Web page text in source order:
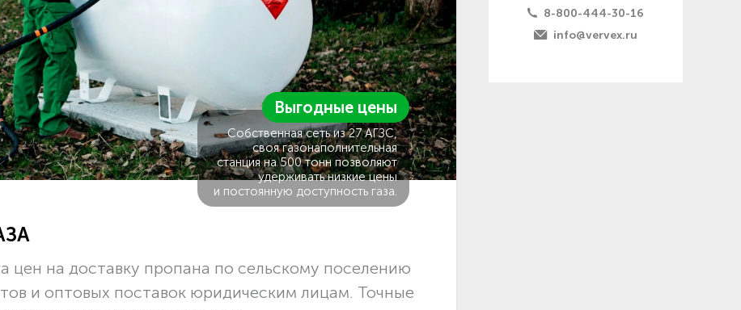
Выгодные цены
Собственная сеть из 27 АГЗС,
своя газонаполнительная
станция на 500 тонн позволяют
удерживать низкие цены
и постоянную доступность газа.
на доставку пропана по сельскому поселению
и оптовых поставок юридическим лицам. Точные
8-800-444-30-16
info@vervex.ru